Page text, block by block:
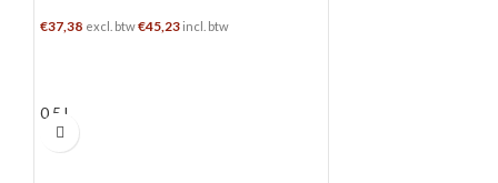
€37,38 excl. btw€45,23 incl. btw
0.5 L